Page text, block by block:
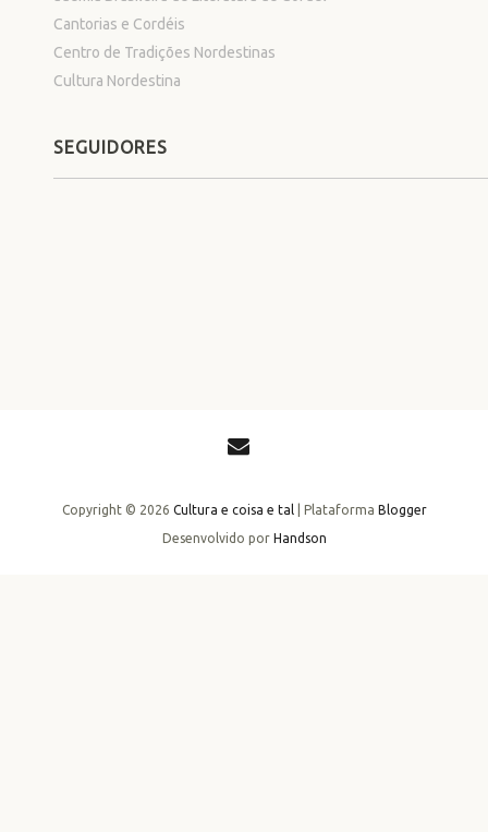
Cantorias e Cordéis
Centro de Tradições Nordestinas
Cultura Nordestina
SEGUIDORES
Copyright © 2026 Cultura e coisa e tal| Plataforma Blogger
Desenvolvido por Handson